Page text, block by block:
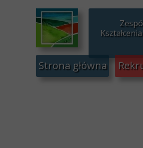
Strona główna